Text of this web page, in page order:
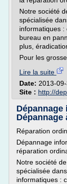
Notre société
spécialisée
informatiques
bureau en
plus,
Pour les
Lire la suite
Date: 2013-
Site : http://
Dépannage
Dépannage
Réparation
Dépannage
réparation
Notre société
spécialisée
informatiques :